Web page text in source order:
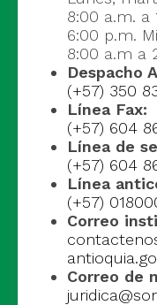
8:00 a.m. a
6:00 p.m.
8:00 a.m a
Despacho
(+57) 350
Línea Fax:
(+57) 604
Línea de
(+57) 604
Línea
(+57)
Correo
Correo de